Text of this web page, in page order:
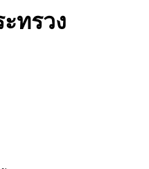
ทรวง